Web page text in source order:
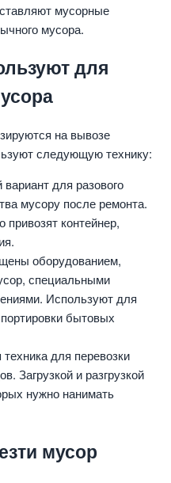
мусорные
мусора.
для
на вывозе
следующую технику:
для разового
мусору после ремонта.
привозят контейнер,
оборудованием,
специальными
Используют для
бытовых
для перевозки
Загрузкой и разгрузкой
нужно нанимать
мусор